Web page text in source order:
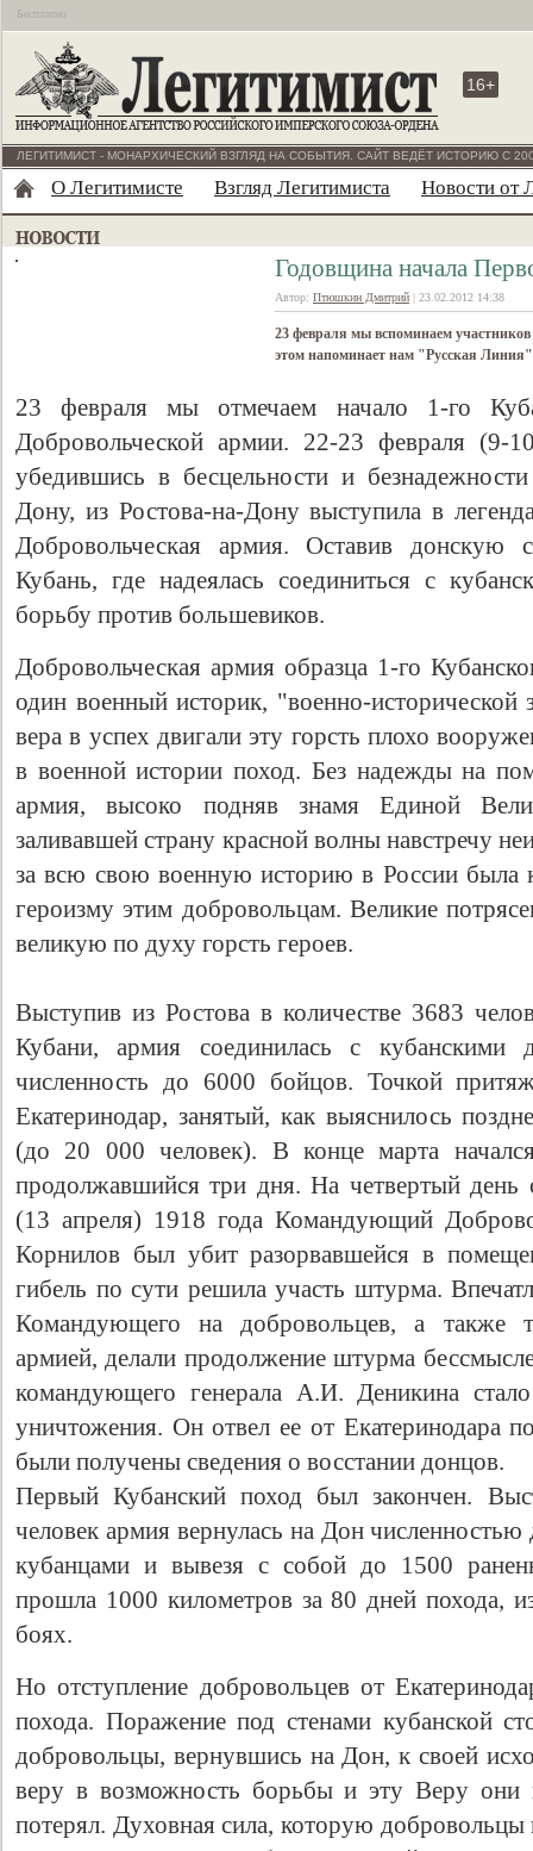
Бесплатно
16+
ЛЕГИТИМИСТ - МОНАРХИЧЕСКИЙ ВЗГЛЯД НА СОБЫТИЯ. САЙТ ВЕДЁТ ИСТОРИЮ С
О Легитимисте Взгляд Легитимиста Новости от
Годовщина начала
Автор: Птюшкин Дмитрий | 23.02.2012 14:38
23 февраля мы вспоминаем
этом напоминает нам "Русская
23 февраля мы отмечаем начало 1-го
Добровольческой армии. 22-23 февраля (9-
убедившись в бесцельности и
Дону, из Ростова-на-Дону выступила в
Добровольческая армия. Оставив донскую
Кубань, где надеялась соединиться с
борьбу против большевиков.
Добровольческая армия образца 1-го
один военный историк, "военно-
вера в успех двигали эту горсть плохо
в военной истории поход. Без надежды на
армия, высоко подняв знамя Единой
заливавшей страну красной волны навстречу
за всю свою военную историю в России была
героизму этим добровольцам. Великие
великую по духу горсть героев.
Выступив из Ростова в количестве 3683
Кубани, армия соединилась с кубанскими
численность до 6000 бойцов. Точкой
Екатеринодар, занятый, как выяснилось
(до 20 000 человек). В конце марта
продолжавшийся три дня. На четвертый день
(13 апреля) 1918 года Командующий
Корнилов был убит разорвавшейся в
гибель по сути решила участь штурма.
Командующего на добровольцев, а также
армией, делали продолжение штурма
командующего генерала А.И. Деникина
уничтожения. Он отвел ее от Екатеринодара
были получены сведения о восстании донцов.
Первый Кубанский поход был закончен.
человек армия вернулась на Дон
кубанцами и вывезя с собой до 1500
прошла 1000 километров за 80 дней похода,
боях.
Но отступление добровольцев от
похода. Поражение под стенами кубанской
добровольцы, вернувшись на Дон, к своей
веру в возможность борьбы и эту Веру они
потерял. Духовная сила, которую добровольцы
Свидетельство